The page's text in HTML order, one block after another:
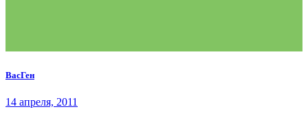
ВасГен
14 апреля, 2011